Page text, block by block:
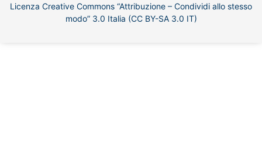
Licenza Creative Commons “Attribuzione – Condividi allo stesso
modo” 3.0 Italia (CC BY-SA 3.0 IT)